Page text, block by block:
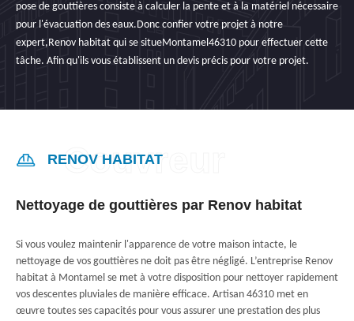
pose de gouttières consiste à calculer la pente et à la matériel nécessaire
pour l'évacuation des eaux.Donc confier votre projet à notre
expert,Renov habitat qui se situeMontamel46310 pour effectuer cette
tâche. Afin qu'ils vous établissent un devis précis pour votre projet.
RENOV HABITAT
Nettoyage de gouttières par Renov habitat
Si vous voulez maintenir l'apparence de votre maison intacte, le
nettoyage de vos gouttières ne doit pas être négligé. L’entreprise Renov
habitat à Montamel se met à votre disposition pour nettoyer rapidement
vos descentes pluviales de manière efficace. Artisan 46310 met en
œuvre toutes ses capacités pour vous assurer une prestation des plus